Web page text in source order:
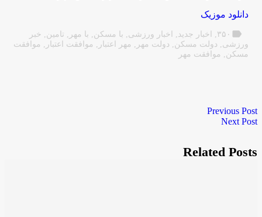
دانلود موزیک
label ۳۵۰, اخبار جدید, اخبار ورزشی, با مسکن , با مهر, تامین , خبر
ورزشی, دولت مسکن , دولت مهر, مهر اعتبار, موافقت اعتبار, موافقت
مسکن , موافقت مهر
Previous Post
Next Post
Related Posts